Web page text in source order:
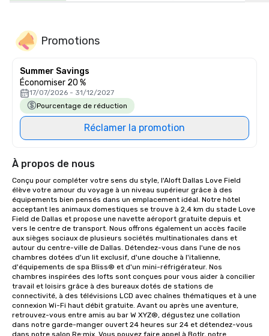
Promotions
Summer Savings
Économiser 20 %
17/07/2026 - 31/12/2027
Pourcentage de réduction
Réclamer la promotion
À propos de nous
Conçu pour compléter votre sens du style, l'Aloft Dallas Love Field
élève votre amour du voyage à un niveau supérieur grâce à des
équipements bien pensés dans un emplacement idéal. Notre hôtel
acceptant les animaux domestiques se trouve à 2,4 km du stade Love
Field de Dallas et propose une navette aéroport gratuite depuis et
vers le centre de transport. Nous offrons également un accès facile
aux sièges sociaux de plusieurs sociétés multinationales dans et
autour du centre-ville de Dallas. Détendez-vous dans l'une de nos
chambres dotées d'un lit exclusif, d'une douche à l'italienne,
d'équipements de spa Bliss® et d'un mini-réfrigérateur. Nos
chambres inspirées des lofts sont conçues pour vous aider à concilier
travail et loisirs grâce à des bureaux dotés de stations de
connectivité, à des télévisions LCD avec chaînes thématiques et à une
connexion Wi-Fi haut débit gratuite. Avant ou après une aventure,
retrouvez-vous entre amis au bar W XYZ®, dégustez une collation
dans notre garde-manger ouvert 24 heures sur 24 et détendez-vous
dans notre salon Re:mix. Vous pouvez faire appel à Botlr, notre